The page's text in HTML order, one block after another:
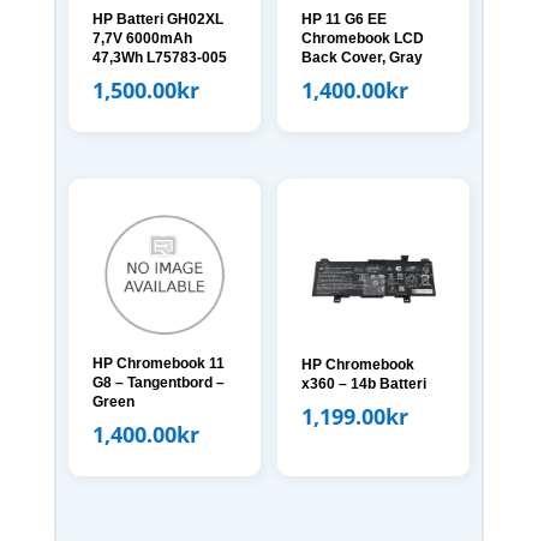
HP Batteri GH02XL
7,7V 6000mAh
47,3Wh L75783-005
1,500.00kr
HP 11 G6 EE
Chromebook LCD
Back Cover, Gray
1,400.00kr
HP Chromebook 11
G8 – Tangentbord –
Green
1,400.00kr
HP Chromebook
x360 – 14b Batteri
1,199.00kr